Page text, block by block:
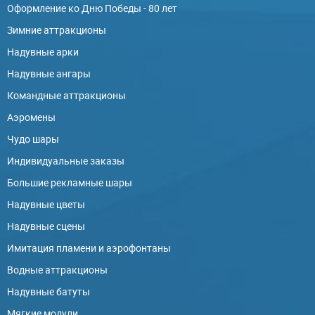
Оформление ко Дню Победы - 80 лет
Зимние аттракционы
Надувные арки
Надувные ангары
Командные аттракционы
Аэромены
Чудо шары
Индивидуальные заказы
Большие рекламные шары
Надувные цветы
Надувные сцены
Имитация пламени и аэрофонтаны
Водные аттракционы
Надувные батуты